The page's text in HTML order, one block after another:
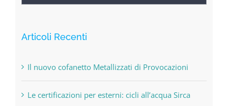
Articoli Recenti
Il nuovo cofanetto Metallizzati di Provocazioni
Le certificazioni per esterni: cicli all’acqua Sirca